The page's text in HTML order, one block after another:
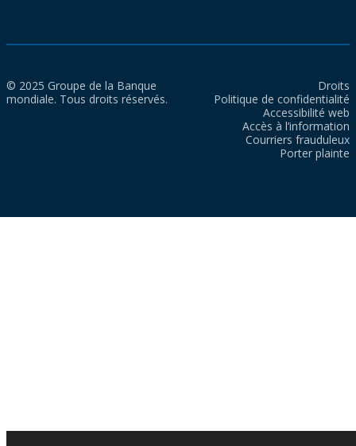
© 2025 Groupe de la Banque
mondiale. Tous droits réservés.
Droits
Politique de confidentialité
Accessibilité web
Accès à l’information
Courriers frauduleux
Porter plainte